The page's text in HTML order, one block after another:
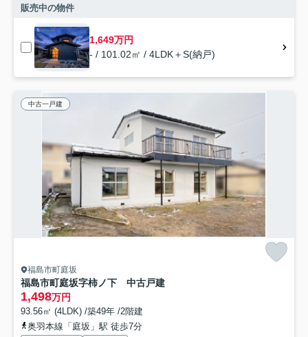
販売中の物件
1,649万円
- / 101.02㎡ / 4LDK＋S(納戸)
中古一戸建
福島市町庭坂
福島市町庭坂字柿ノ下 中古戸建
1,498万円
93.56㎡ (4LDK) /築49年 /2階建
奥羽本線「庭坂」駅 徒歩7分